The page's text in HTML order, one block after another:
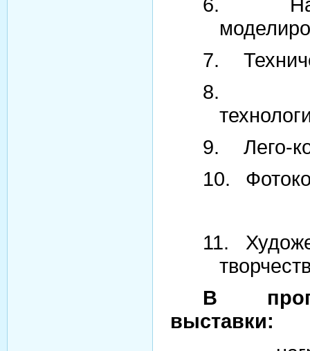
6.
7.
8.
9.
Лего-
10.
11.
В
выставки: